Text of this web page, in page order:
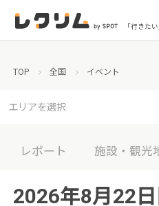
「行きた
TOP 全国 イベント
エリアを選択
レポート 施設・観光
2026年8月22